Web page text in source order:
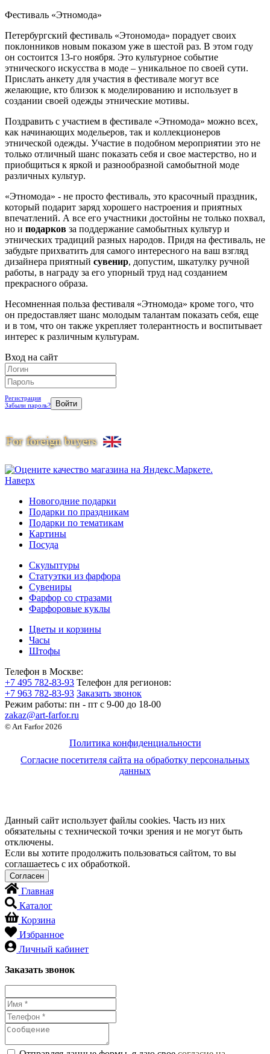
Фестиваль «Этномода»
Петербургский фестиваль «Этономода» порадует своих
поклонников новым показом уже в шестой раз. В этом году
он состоится 13-го ноября. Это культурное событие
этнического искусства в моде – уникальное по своей сути.
Прислать анкету для участия в фестивале могут все
желающие, кто близок к моделированию и использует в
создании своей одежды этнические мотивы.
Поздравить с участием в фестивале «Этномода» можно всех,
как начинающих модельеров, так и коллекционеров
этнической одежды. Участие в подобном мероприятии это не
только отличный шанс показать себя и свое мастерство, но и
приобщиться к яркой и разнообразной самобытной моде
различных культур.
«Этномода» - не просто фестиваль, это красочный праздник,
который подарит заряд хорошего настроения и приятных
впечатлений. А все его участники достойны не только похвал,
но и подарков за поддержание самобытных культур и
этнических традиций разных народов. Придя на фестиваль, не
забудьте прихватить для самого интересного на ваш взгляд
дизайнера приятный сувенир, допустим, шкатулку ручной
работы, в награду за его упорный труд над созданием
прекрасного образа.
Несомненная польза фестиваля «Этномода» кроме того, что
он предоставляет шанс молодым талантам показать себя, еще
и в том, что он также укрепляет толерантность и воспитывает
интерес к различным культурам.
Вход на сайт
Регистрация
Забыли пароль?
Наверх
Новогодние подарки
Подарки по праздникам
Подарки по тематикам
Картины
Посуда
Скульптуры
Статуэтки из фарфора
Сувениры
Фарфор со стразами
Фарфоровые куклы
Цветы и корзины
Часы
Штофы
Телефон в Москве:
+7 495 782-83-93 Телефон для регионов:
+7 963 782-83-93 Заказать звонок
Режим работы: пн - пт c 9-00 до 18-00
zakaz@art-farfor.ru
© Art Farfor 2026
Политика конфиденциальности
Согласие посетителя сайта на обработку персональных
данных
Данный сайт использует файлы cookies. Часть из них
обязательны с технической точки зрения и не могут быть
отключены.
Если вы хотите продолжить пользоваться сайтом, то вы
соглашаетесь с их обработкой.
Главная
Каталог
Корзина
Избранное
Личный кабинет
Заказать звонок